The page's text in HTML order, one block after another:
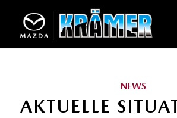
NEWS
AKTUELLE